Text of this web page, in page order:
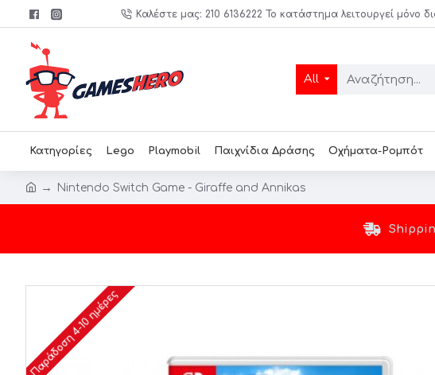
Καλέστε μας: 210 6136222 Το κατάστημα λειτουργεί
All
Κατηγορίες Lego Playmobil Παιχνίδια Δράσης Οχήματα-Ρομπότ
Nintendo Switch Game - Giraffe and Annikas
Παράδοση 4-10 ημέρες